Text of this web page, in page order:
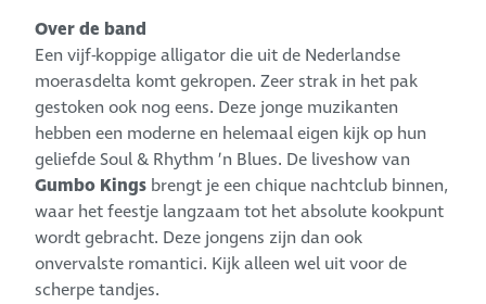
Over de band
Een vijf-koppige alligator die uit de Nederlandse
moerasdelta komt gekropen. Zeer strak in het pak
gestoken ook nog eens. Deze jonge muzikanten
hebben een moderne en helemaal eigen kijk op hun
geliefde Soul & Rhythm ’n Blues. De liveshow van
Gumbo Kings brengt je een chique nachtclub binnen,
waar het feestje langzaam tot het absolute kookpunt
wordt gebracht. Deze jongens zijn dan ook
onvervalste romantici. Kijk alleen wel uit voor de
scherpe tandjes.